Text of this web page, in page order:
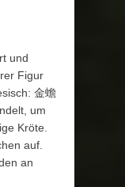
und
Figur
金蟾
um
Kröte.
auf.
an